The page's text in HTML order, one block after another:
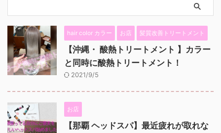
hair color カラー お店 髪質改善トリートメント
【沖縄・ 酸熱トリートメント 】カラー
と同時に酸熱トリートメント！
2021/9/5
お店
【那覇 ヘッドスパ】最近疲れが取れな